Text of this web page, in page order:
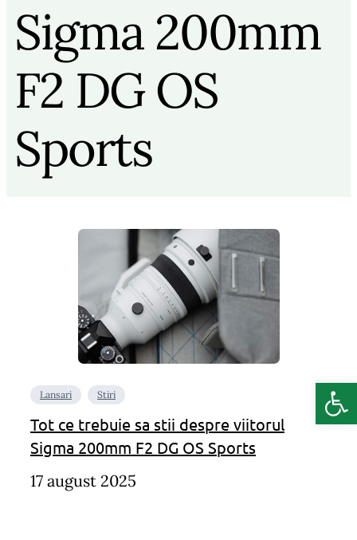
Sigma 200mm
F2 DG OS
Sports
Lansari Stiri
Tot ce trebuie sa stii despre viitorul
Sigma 200mm F2 DG OS Sports
17 august 2025